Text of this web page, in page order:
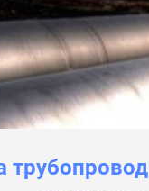
трубопровод